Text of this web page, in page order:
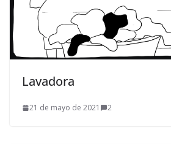
Lavadora
21 de mayo de 2021 2